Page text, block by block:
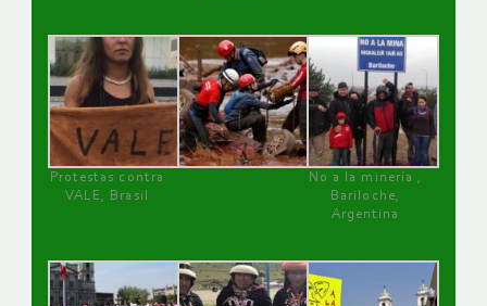
Protestas contra
VALE, Brasil
No a la minería ,
Bariloche,
Argentina